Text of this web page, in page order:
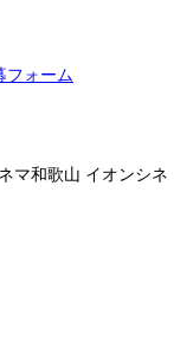
フォーム
マ和歌山 イオンシネ